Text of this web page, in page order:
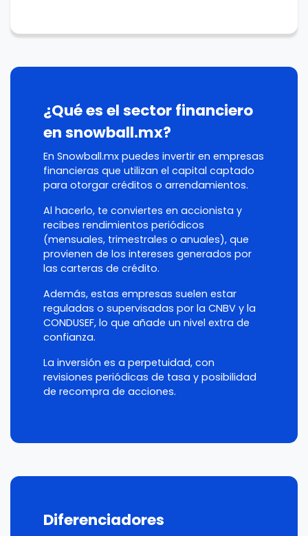
¿Qué es el sector financiero
en snowball.mx?
En Snowball.mx puedes invertir en empresas
financieras que utilizan el capital captado
para otorgar créditos o arrendamientos.
Al hacerlo, te conviertes en accionista y
recibes rendimientos periódicos
(mensuales, trimestrales o anuales), que
provienen de los intereses generados por
las carteras de crédito.
Además, estas empresas suelen estar
reguladas o supervisadas por la CNBV y la
CONDUSEF, lo que añade un nivel extra de
confianza.
La inversión es a perpetuidad, con
revisiones periódicas de tasa y posibilidad
de recompra de acciones.
Diferenciadores